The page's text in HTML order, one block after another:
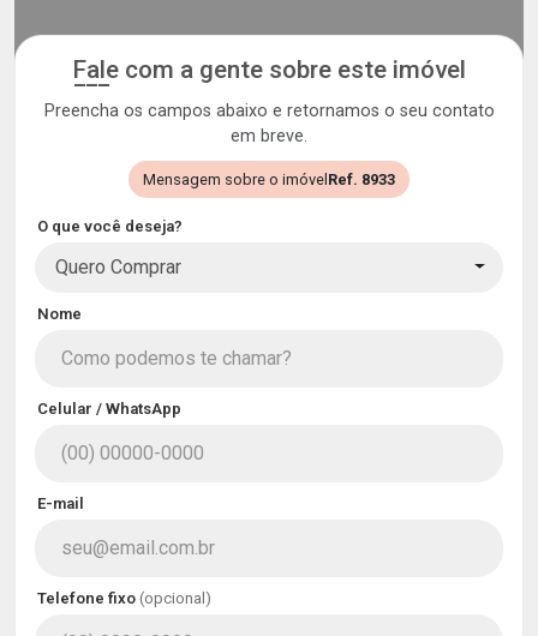
Fale com a gente sobre este imóvel
Preencha os campos abaixo e retornamos o seu contato
em breve.
Mensagem sobre o imóvelRef. 8933
O que você deseja?
Quero Comprar
Nome
Celular / WhatsApp
E-mail
Telefone fixo (opcional)